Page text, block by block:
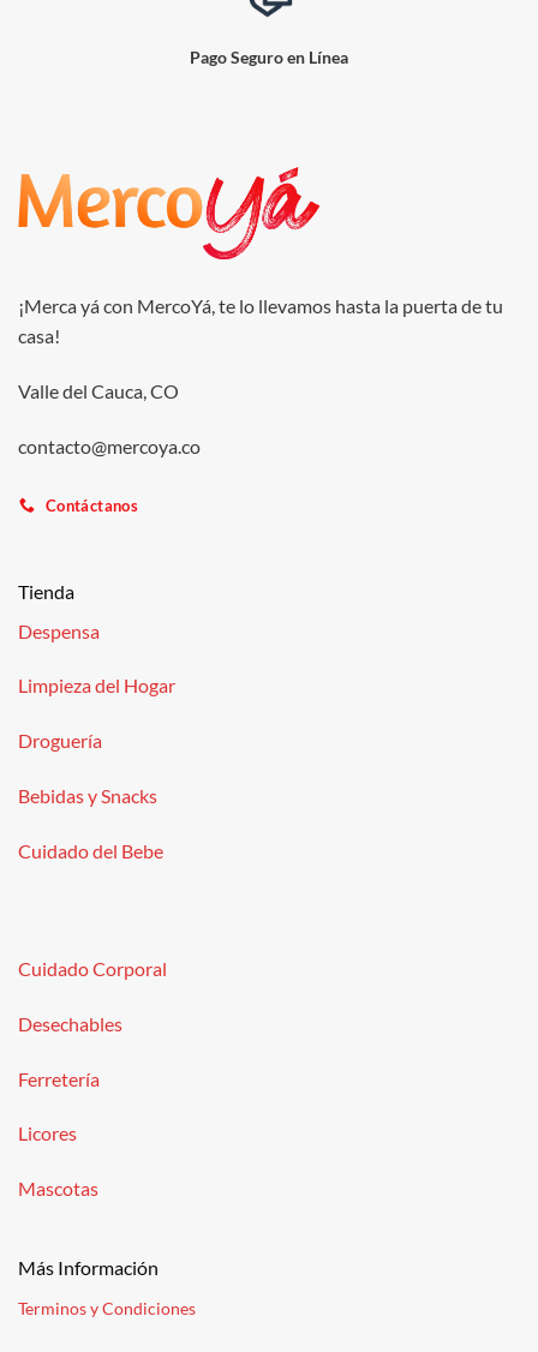
Pago Seguro en Línea
¡Merca yá con MercoYá, te lo llevamos hasta la puerta de tu
casa!
Valle del Cauca, CO
contacto@mercoya.co
Contáctanos
Tienda
Despensa
Limpieza del Hogar
Droguería
Bebidas y Snacks
Cuidado del Bebe
Cuidado Corporal
Desechables
Ferretería
Licores
Mascotas
Más Información
Terminos y Condiciones